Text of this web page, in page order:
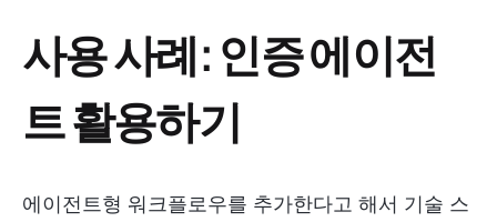
사용 사례: 인증 에이전
트 활용하기
에이전트형 워크플로우를 추가한다고 해서 기술 스